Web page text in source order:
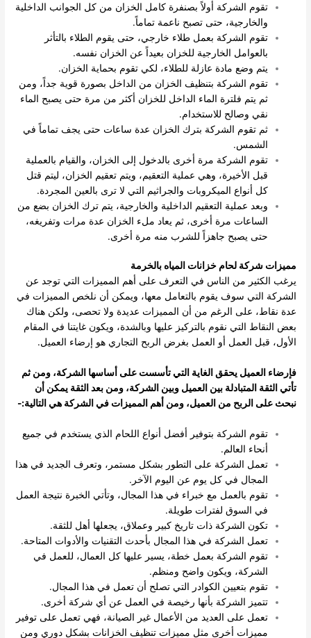
تقوم الشركة أولاً بصنفرة كامل الخزان من كل الجوانب الداخلية
والخارجية، حتى تصبح ناعمة تماماً.
تقوم الشركة بعمل طلاء خارجي، حتى يقوم الطلاء بالتأثر
بالعوامل الخارجية للخزان بعيداً عن الخزان نفسه.
يتم وضع مادة عازلة للطلاء، لكي تقوم بحماية الخزان.
تقوم الشركة بتنظيف الخزان من الداخل بصورة قوية جداً، ومن
ثم يتم فلترة الماء الداخل للخزان أكثر من مرة حتى يصبح الماء
نقي وصالح للاستخدام.
ثم تقوم الشركة بترك الخزان عدة ساعات حتى يجف تماماً في
الشمس.
تقوم الشركة مرة أخرى بالدخول إلى الخزان، والقيام بالعملية
قبل الأخيرة، وهي عملية التعقيم، ويتم تعقيم الخزان، ليتم قتل
كل أنواع الميكروبات والجراثيم التي لا ترى بالعين المجردة.
وبعد عملية التعقيم الداخلية والخارجية، يتم ترك الخزان بضع من
الساعات مرة أخرى، ثم يعاد ملء الخزان عدة مرات وتفريغه،
حتى يصبح جاهزاً للشرب منه مرة أخرى.
مميزات شركة لحام خزانات المياه بالخرمة
يرغب الكثير من الناس في التعرف على أهم المميزات التي توجد عن
الشركة التي سوف يقوم بالتعامل معها، ويمكن أن نلخص المميزات في
عدة نقاط، على الرغم من أن المميزات عديدة ولا تحصى، ولكن هناك
بعض النقاط التي نقوم بالتركيز عليها وبالشدة، ويكون غايتنا في المقام
الأول، قبل العمل أو العمل بغرض الربح التجاري هو إرضاء العميل.
فإرضاء العميل يحقق الغاية التي تأسست على أساسها الشركة، ومن ثم
تأتي الثقة المتبادلة بين العميل وبين الشركة، ومن بعد الثقة يمكن أن
نبحث على الربح من العميل، ومن أهم المميزات في الشركة هي التالية:-
تقوم الشركة بتوفير أفضل أنواع اللحام الذي يستخدم في جميع
أنحاء العالم.
تعمل الشركة على التطور بشكل مستمر، وتعرف الجديد في هذا
المجال في كل يوم عن اليوم الآخر.
تقوم بالعمل مع خبراء في هذا المجال، وتأتي الخبرة نتيجة العمل
في السوق لفترات طويلة.
تكون الشركة ذات تاريخ كبير وعملاق، يجعلها أهل للثقة.
تعمل الشركة في هذا المجال بأحدث التقنيات والأدوات المتاحة.
تقوم الشركة بعمل خطة، يسير عليها كل العمال، للعمل في
الشركة، ويكون واضح ومنظم.
تقوم بتعيين الكوادر التي تصلح أن تعمل في هذا المجال.
تتميز الشركة بأنها رخيصة في العمل عن أي شركة أخرى.
تعمل على العديد من الأعمال غير الصيانة، فهي تعمل على توفير
مميزات أخرى مثل مميزات تنظيف الخزانات بشكل دوري ومن